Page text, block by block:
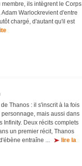
ils intègrent le Corps
Warlockrevient d'entre
chargé, d'autant qu'il est
Thanos : il s'inscrit à la fois
mais aussi dans
Infinity. Deux récits complets
un premier récit, Thanos
entraîne ...
lire la